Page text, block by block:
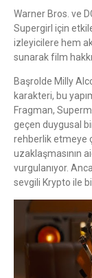
Warner Bros. ve
Supergirl için
izleyicilere hem
sunarak film
Başrolde Milly
karakteri, bu
Fragman,
geçen duygusal
rehberlik etmeye
uzaklaşmasının
vurgulanıyor.
sevgili Krypto ile